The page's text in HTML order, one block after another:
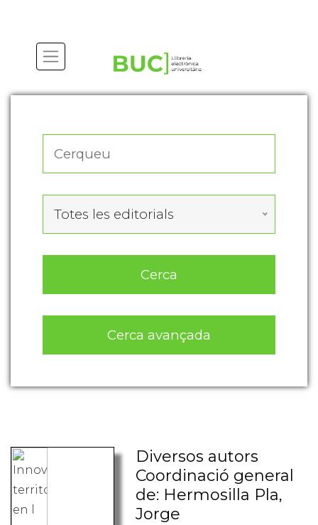
Totes les editorials
Cerca
Cerca avançada
Diversos autors
Coordinació general
de: Hermosilla Pla,
Jorge